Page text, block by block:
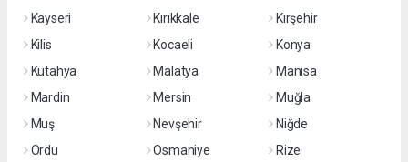
Kayseri
Kırıkkale
Kırşehir
Kilis
Kocaeli
Konya
Kütahya
Malatya
Manisa
Mardin
Mersin
Muğla
Muş
Nevşehir
Niğde
Ordu
Osmaniye
Rize